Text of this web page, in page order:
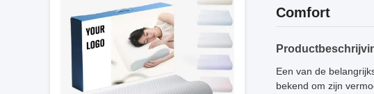
Comfort
Een van de
bekend om zijn